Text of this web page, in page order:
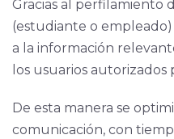
Gracias al perfilamiento
(estudiante o
a la información
los usuarios
De esta manera se
comunicación, con